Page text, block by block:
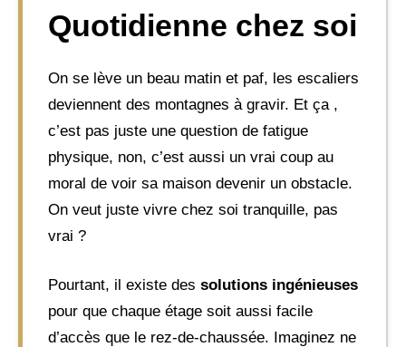
Quotidienne chez soi
On se lève un beau matin et paf, les escaliers
deviennent des montagnes à gravir. Et ça ,
c’est pas juste une question de fatigue
physique, non, c’est aussi un vrai coup au
moral de voir sa maison devenir un obstacle.
On veut juste vivre chez soi tranquille, pas
vrai ?
Pourtant, il existe des solutions ingénieuses
pour que chaque étage soit aussi facile
d’accès que le rez-de-chaussée. Imaginez ne